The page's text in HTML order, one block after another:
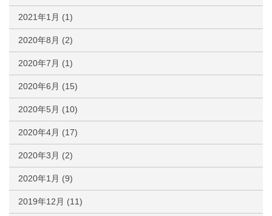
2021年1月 (1)
2020年8月 (2)
2020年7月 (1)
2020年6月 (15)
2020年5月 (10)
2020年4月 (17)
2020年3月 (2)
2020年1月 (9)
2019年12月 (11)